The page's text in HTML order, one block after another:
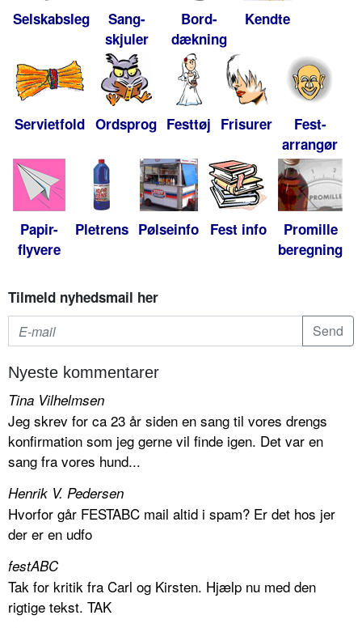
Selskabsleg
Sang-
skjuler
Bord-
dækning
Kendte
Servietfold Ordsprog Festtøj Frisurer
Fest-
arrangør
Papir-
flyvere
Pletrens Pølseinfo Fest info
Promille
beregning
Tilmeld nyhedsmail her
Nyeste kommentarer
Tina Vilhelmsen
Jeg skrev for ca 23 år siden en sang til vores drengs
konfirmation som jeg gerne vil finde igen. Det var en
sang fra vores hund...
Henrik V. Pedersen
Hvorfor går FESTABC mail altid i spam? Er det hos jer
der er en udfo
festABC
Tak for kritik fra Carl og Kirsten. Hjælp nu med den
rigtige tekst. TAK